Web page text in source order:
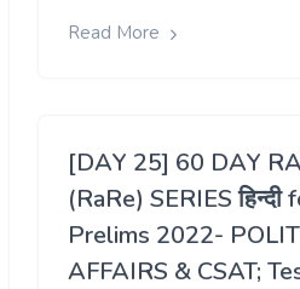
Read More
[DAY 25] 60 DAY
(RaRe) SERIES
Prelims 2022-
AFFAIRS & CSAT;